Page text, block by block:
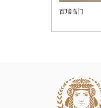
百瑞临门